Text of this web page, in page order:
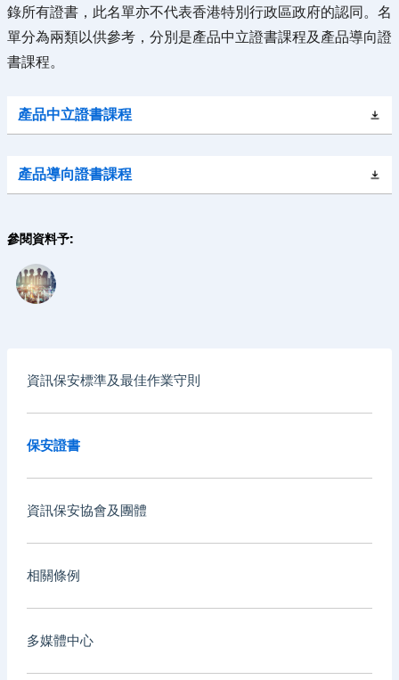
資訊保安標準及最佳作業守則
保安證書
資訊保安協會及團體
相關條例
多媒體中心
錄所有證書，此名單亦不代表香港特別行政區政府的認同。名
單分為兩類以供參考，分別是產品中立證書課程及產品導向證
書課程。
產品中立證書課程
產品導向證書課程
參閱資料予: